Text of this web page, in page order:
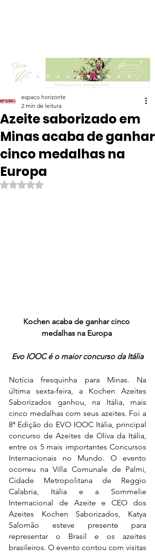
Clicar
Azeite saborizado em
Minas acaba de ganhar
cinco medalhas na
Europa
espaco horizonte
2 min de leitura
Avaliado com NaN de 5 estrelas.
Kochen acaba de ganhar cinco
medalhas na Europa
Evo IOOC é o maior concurso da Itália
Notícia fresquinha para Minas. Na
última sexta-feira, a Kochen Azeites
Saborizados ganhou, na Itália, mais
cinco medalhas com seus azeites. Foi a
8ª Edição do EVO IOOC Itália, principal
concurso de Azeites de Oliva da Itália,
entre os 5 mais importantes Concursos
Internacionais no Mundo. O evento
ocorreu na Villa Comunale de Palmi,
Cidade Metropolitana de Reggio
Calabria, Itália e a Sommelie
Internacional de Azeite e CEO dos
Azeites Kochen Saborizados, Katya
Salomão esteve presente para
representar o Brasil e os azeites
brasileiros. O evento contou com visitas